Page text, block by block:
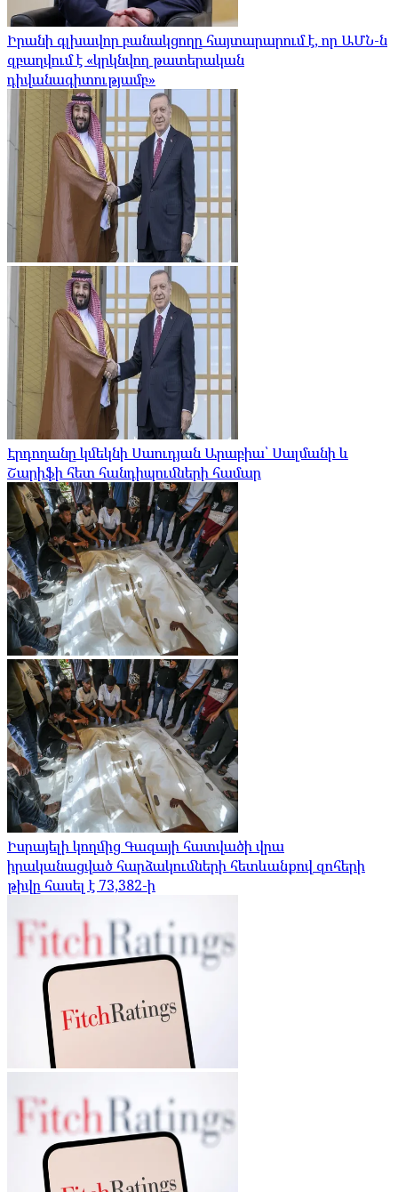
Իրանի գլխավոր բանակցողը հայտարարում է, որ ԱՄՆ-ն
զբաղվում է «կրկնվող թատերական
դիվանագիտությամբ»
Էրդողանը կմեկնի Սաուդյան Արաբիա՝ Սալմանի և
Շարիֆի հետ հանդիպումների համար
Իսրայելի կողմից Գազայի հատվածի վրա
իրականացված հարձակումների հետևանքով զոհերի
թիվը հասել է 73,382-ի